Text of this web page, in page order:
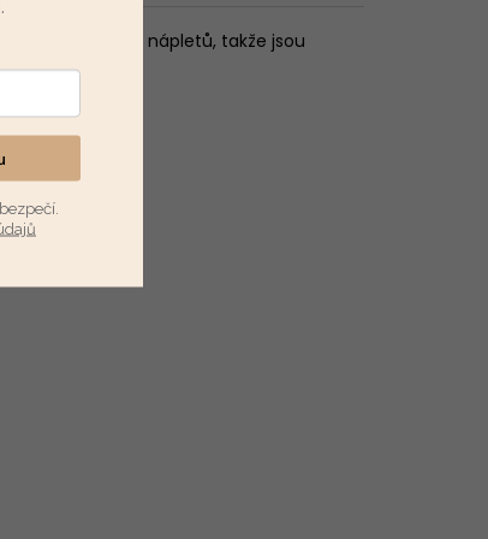
zakončené do nápletů, takže jsou
.